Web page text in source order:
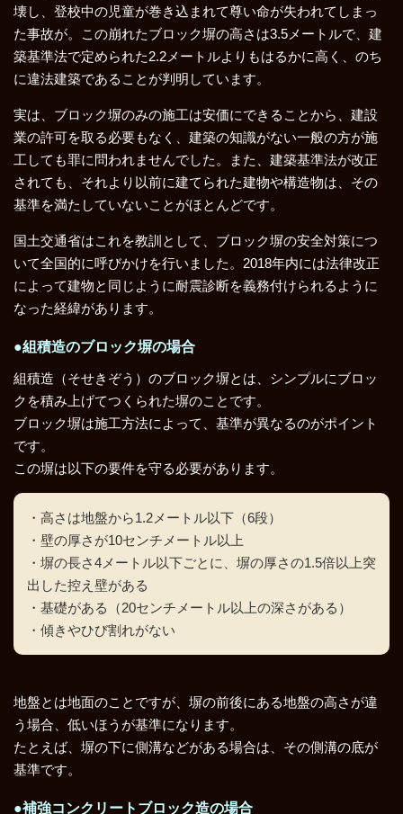
壊し、登校中の児童が巻き込まれて尊い命が失われてしまっ
た事故が。この崩れたブロック塀の高さは3.5メートルで、建
築基準法で定められた2.2メートルよりもはるかに高く、のち
に違法建築であることが判明しています。
実は、ブロック塀のみの施工は安価にできることから、建設
業の許可を取る必要もなく、建築の知識がない一般の方が施
工しても罪に問われませんでした。また、建築基準法が改正
されても、それより以前に建てられた建物や構造物は、その
基準を満たしていないことがほとんどです。
国土交通省はこれを教訓として、ブロック塀の安全対策につ
いて全国的に呼びかけを行いました。2018年内には法律改正
によって建物と同じように耐震診断を義務付けられるように
なった経緯があります。
●組積造のブロック塀の場合
組積造（そせきぞう）のブロック塀とは、シンプルにブロッ
クを積み上げてつくられた塀のことです。
ブロック塀は施工方法によって、基準が異なるのがポイント
です。
この塀は以下の要件を守る必要があります。
・高さは地盤から1.2メートル以下（6段）
・壁の厚さが10センチメートル以上
・塀の長さ4メートル以下ごとに、塀の厚さの1.5倍以上突
出した控え壁がある
・基礎がある（20センチメートル以上の深さがある）
・傾きやひび割れがない
地盤とは地面のことですが、塀の前後にある地盤の高さが違
う場合、低いほうが基準になります。
たとえば、塀の下に側溝などがある場合は、その側溝の底が
基準です。
●補強コンクリートブロック造の場合